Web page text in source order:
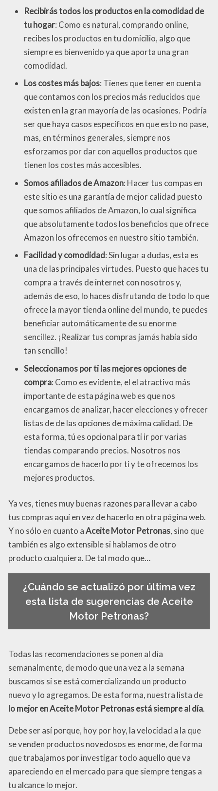
Recibirás todos los productos en la comodidad de
tu hogar: Como es natural, comprando online,
recibes los productos en tu domicilio, algo que
siempre es bienvenido ya que aporta una gran
comodidad.
Los costes más bajos: Tienes que tener en cuenta
que contamos con los precios más reducidos que
existen en la gran mayoría de las ocasiones. Podría
ser que haya casos específicos en que esto no pase,
mas, en términos generales, siempre nos
esforzamos por dar con aquellos productos que
tienen los costes más accesibles.
Somos afiliados de Amazon: Hacer tus compas en
este sitio es una garantía de mejor calidad puesto
que somos afiliados de Amazon, lo cual significa
que absolutamente todos los beneficios que ofrece
Amazon los ofrecemos en nuestro sitio también.
Facilidad y comodidad: Sin lugar a dudas, esta es
una de las principales virtudes. Puesto que haces tu
compra a través de internet con nosotros y,
además de eso, lo haces disfrutando de todo lo que
ofrece la mayor tienda online del mundo, te puedes
beneficiar automáticamente de su enorme
sencillez. ¡Realizar tus compras jamás había sido
tan sencillo!
Seleccionamos por ti las mejores opciones de
compra: Como es evidente, el el atractivo más
importante de esta página web es que nos
encargamos de analizar, hacer elecciones y ofrecer
listas de de las opciones de máxima calidad. De
esta forma, tú es opcional para ti ir por varias
tiendas comparando precios. Nosotros nos
encargamos de hacerlo por ti y te ofrecemos los
mejores productos.
Ya ves, tienes muy buenas razones para llevar a cabo
tus compras aquí en vez de hacerlo en otra página web.
Y no sólo en cuanto aAceite Motor Petronas, sino que
también es algo extensible si hablamos de otro
producto cualquiera. De tal modo que…
¿Cuándo se actualizó por última vez
esta lista de sugerencias de Aceite
Motor Petronas?
Todas las recomendaciones se ponen al día
semanalmente, de modo que una vez a la semana
buscamos si se está comercializando un producto
nuevo y lo agregamos. De esta forma, nuestra lista de
lo mejor en Aceite Motor Petronas está siempre al día.
Debe ser así porque, hoy por hoy, la velocidad a la que
se venden productos novedosos es enorme, de forma
que trabajamos por investigar todo aquello que va
apareciendo en el mercado para que siempre tengas a
tu alcance lo mejor.